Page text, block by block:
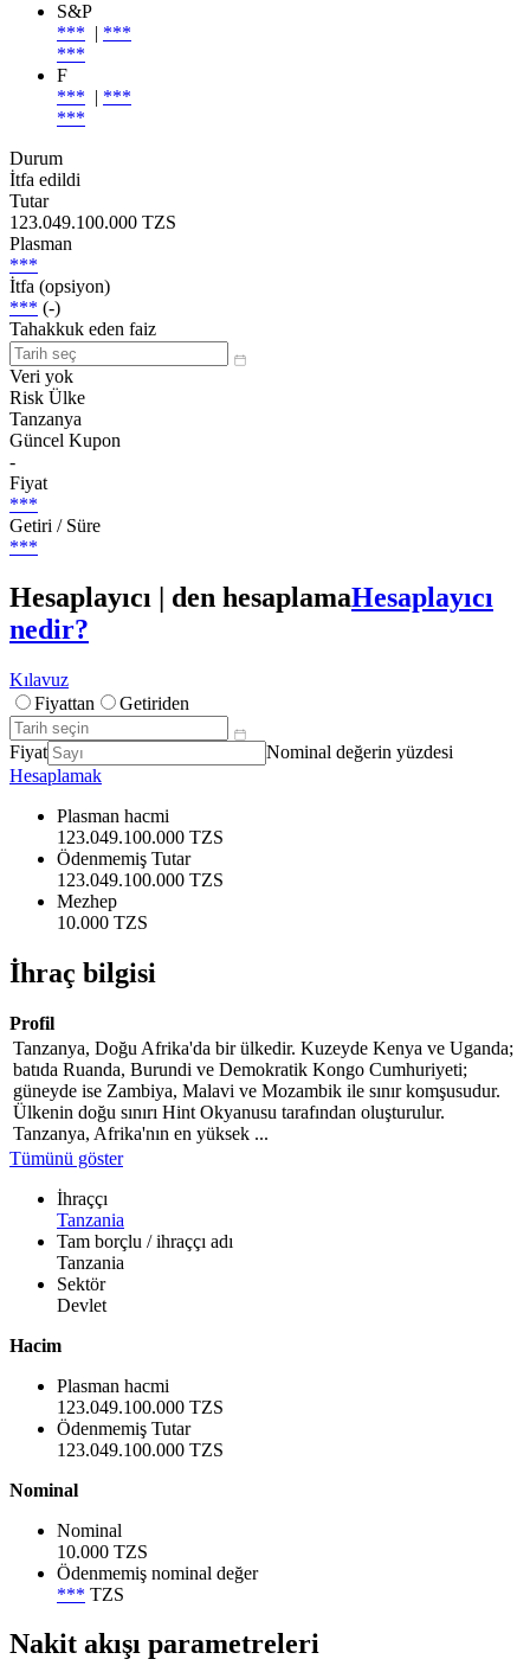
S&P
*** | ***
***
F
*** | ***
***
Durum
İtfa edildi
Tutar
123.049.100.000 TZS
Plasman
***
İtfa (opsiyon)
*** (-)
Tahakkuk eden faiz
Veri yok
Risk Ülke
Tanzanya
Güncel Kupon
-
Fiyat
***
Getiri / Süre
***
Hesaplayıcı | den hesaplamaHesaplayıcı
nedir?
Kılavuz
Fiyattan
Getiriden
Fiyat
Nominal değerin yüzdesi
Hesaplamak
Plasman hacmi
123.049.100.000 TZS
Ödenmemiş Tutar
123.049.100.000 TZS
Mezhep
10.000 TZS
İhraç bilgisi
Profil
Tanzanya, Doğu Afrika'da bir ülkedir. Kuzeyde Kenya ve Uganda;
batıda Ruanda, Burundi ve Demokratik Kongo Cumhuriyeti;
güneyde ise Zambiya, Malavi ve Mozambik ile sınır komşusudur.
Ülkenin doğu sınırı Hint Okyanusu tarafından oluşturulur.
Tanzanya, Afrika'nın en yüksek ...
Tümünü göster
İhraççı
Tanzania
Tam borçlu / ihraççı adı
Tanzania
Sektör
Devlet
Hacim
Plasman hacmi
123.049.100.000 TZS
Ödenmemiş Tutar
123.049.100.000 TZS
Nominal
Nominal
10.000 TZS
Ödenmemiş nominal değer
*** TZS
Nakit akışı parametreleri